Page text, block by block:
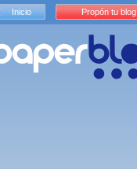
Inicio Propón tu blog